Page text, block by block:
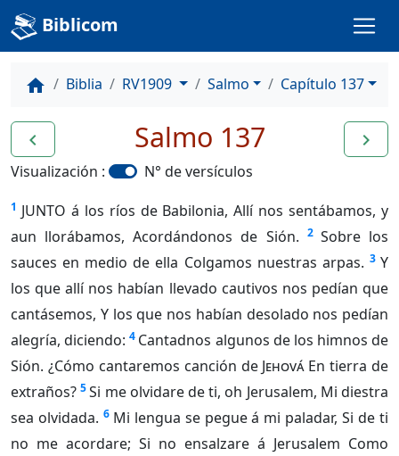
Biblicom
home Biblia RV1909 Salmo Capítulo 137
navigate_before navigate_next
Salmo 137
Visualización : N° de versículos
1 JUNTO á los ríos de Babilonia, Allí nos sentábamos, y
aun llorábamos, Acordándonos de Sión. 2 Sobre los
sauces en medio de ella Colgamos nuestras arpas. 3 Y
los que allí nos habían llevado cautivos nos pedían que
cantásemos, Y los que nos habían desolado nos pedían
alegría, diciendo: 4 Cantadnos algunos de los himnos de
Sión. ¿Cómo cantaremos canción de JehováEn tierra de
extraños? 5 Si me olvidare de ti, oh Jerusalem, Mi diestra
sea olvidada. 6 Mi lengua se pegue á mi paladar, Si de ti
no me acordare; Si no ensalzare á Jerusalem Como